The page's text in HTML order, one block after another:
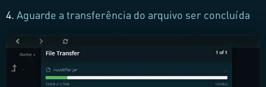
4. Aguarde a transferência do arquivo ser concluída